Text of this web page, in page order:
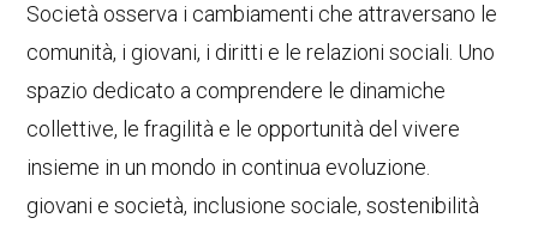
Società osserva i cambiamenti che attraversano le
comunità, i giovani, i diritti e le relazioni sociali. Uno
spazio dedicato a comprendere le dinamiche
collettive, le fragilità e le opportunità del vivere
insieme in un mondo in continua evoluzione.
giovani e società, inclusione sociale, sostenibilità